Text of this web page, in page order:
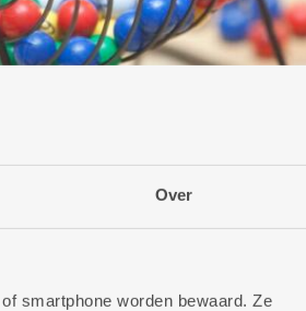
Over
smartphone worden bewaard. Ze